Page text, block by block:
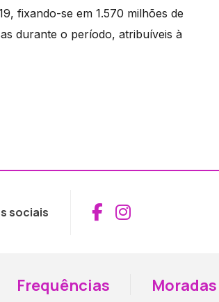
fixando-se em 1.570 milhões de
durante o período, atribuíveis à
sociais Aceder ao
Aceder ao
Frequências